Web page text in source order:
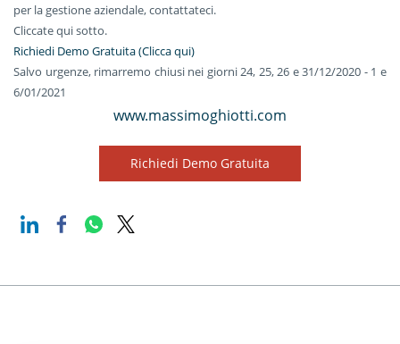
per la gestione aziendale, contattateci.
Cliccate qui sotto.
Richiedi Demo Gratuita (Clicca qui)
Salvo urgenze, rimarremo chiusi nei giorni 24, 25, 26 e 31/12/2020 - 1 e
6/01/2021
www.massimoghiotti.com
Richiedi Demo Gratuita